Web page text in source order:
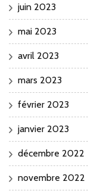
juin 2023
mai 2023
avril 2023
mars 2023
février 2023
janvier 2023
décembre 2022
novembre 2022